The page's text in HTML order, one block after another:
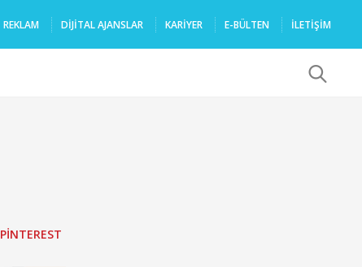
REKLAM DIJITAL AJANSLAR KARIYER E-BÜLTEN İLETİŞİM
PINTEREST